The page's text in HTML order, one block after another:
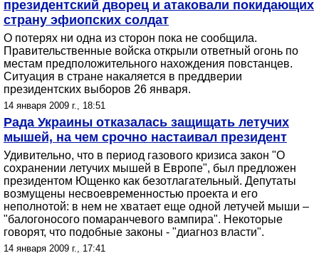
президентский дворец и атаковали покидающих
страну эфиопских солдат
О потерях ни одна из сторон пока не сообщила.
Правительственные войска открыли ответный огонь по
местам предположительного нахождения повстанцев.
Ситуация в стране накаляется в преддверии
президентских выборов 26 января.
14 января 2009 г., 18:51
Рада Украины отказалась защищать летучих
мышей, на чем срочно настаивал президент
Удивительно, что в период газового кризиса закон "О
сохранении летучих мышей в Европе", был предложен
президентом Ющенко как безотлагательный. Депутаты
возмущены несвоевременностью проекта и его
неполнотой: в нем не хватает еще одной летучей мыши –
"балогоносого помаранчевого вампира". Некоторые
говорят, что подобные законы - "диагноз власти".
14 января 2009 г., 17:41